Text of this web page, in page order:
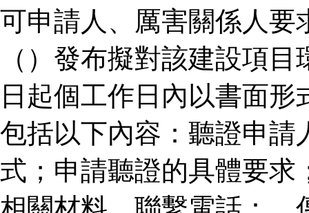
可申請人、厲害關係人要
（）發布擬對該建設項
日起個工作日內以書面
包括以下內容：聽證申請
式；申請聽證的具體要求